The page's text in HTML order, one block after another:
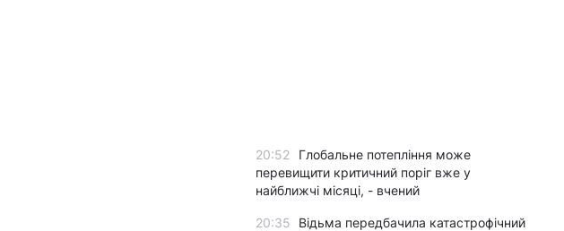
20:52
Глобальне потепління може
перевищити критичний поріг вже у
найближчі місяці, - вчений
20:35
Відьма передбачила катастрофічний